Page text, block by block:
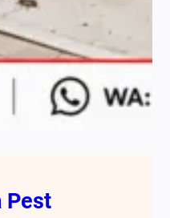
Pest